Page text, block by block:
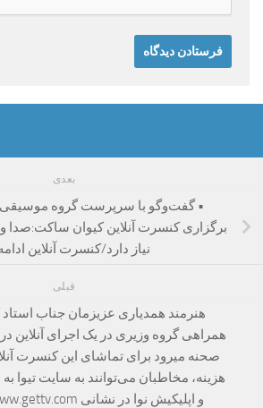
بعدی
• گفت‌وگو با سرپرست گروه موسیقی
برگزاری کنسرت آنلاین کیوان ساکت:صدا
نیاز دارد/کنسرت آنلاین
قبلی
هنرمند همدیاری عزیزمان جناب
همراهی گروه وزیری در یک اجرای آنلاین
صحنه میرود برای تماشای این کنسرت
و اپلیکیش نوا در نشانی www.gettv.com مراجعه کنند